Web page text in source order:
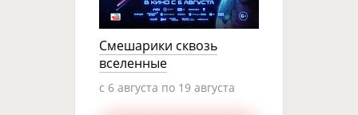
Смешарики сквозь
вселенные
c 6 августа по 19 августа